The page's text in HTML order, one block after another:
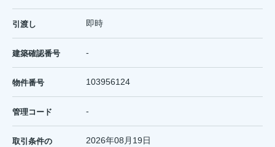
引渡し 即時
建築確認番号 -
物件番号 103956124
管理コード -
取引条件の
2026年08月19日